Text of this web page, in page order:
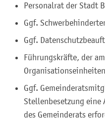
Personalrat der Stadt
Ggf.
Ggf.
Führungskräfte, der
Organisationseinheiten
Ggf.
Stellenbesetzung eine
des Gemeinderats